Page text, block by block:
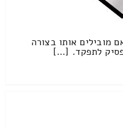
מובילים אותו בצורה
לתפקד. […]